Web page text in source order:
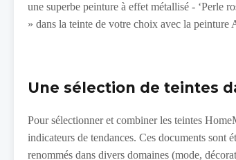
une superbe peinture à effet métallisé - ‘Perle
» dans la teinte de votre choix avec la peinture
Une sélection de teintes
Pour sélectionner et combiner les teintes
indicateurs de tendances. Ces documents sont
renommés dans divers domaines (mode,